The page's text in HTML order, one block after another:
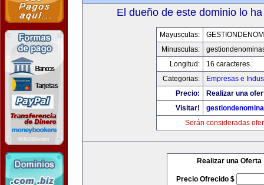
El dueño de este dominio lo
Mayusculas:
Minusculas:
Longitud:
16 caracteres
Categorias:
Empresas e
Precio:
Realizar una
Visitar!
Serán consideradas
Realizar una Oferta
Precio Ofrecido $